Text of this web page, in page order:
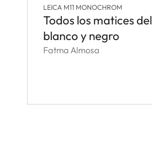
LEICA M11 MONOCHROM
Todos los matices del
blanco y negro
Fatma Almosa